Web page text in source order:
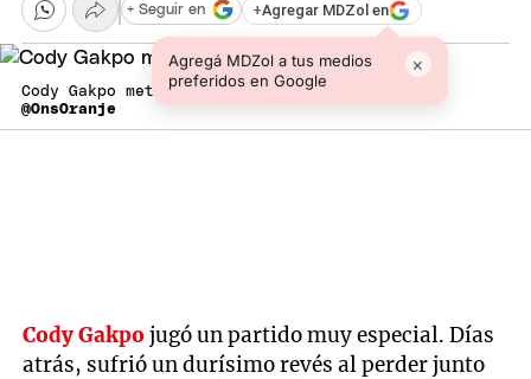
+Agregar MDZol en
Agregá MDZol a tus medios
preferidos en Google
×
+ Seguir en
Cody Gakpo metió un gol más que especial.
@OnsOranje
Cody Gakpojugó un partido muy especial. Días
atrás, sufrió un durísimo revés al perder junto